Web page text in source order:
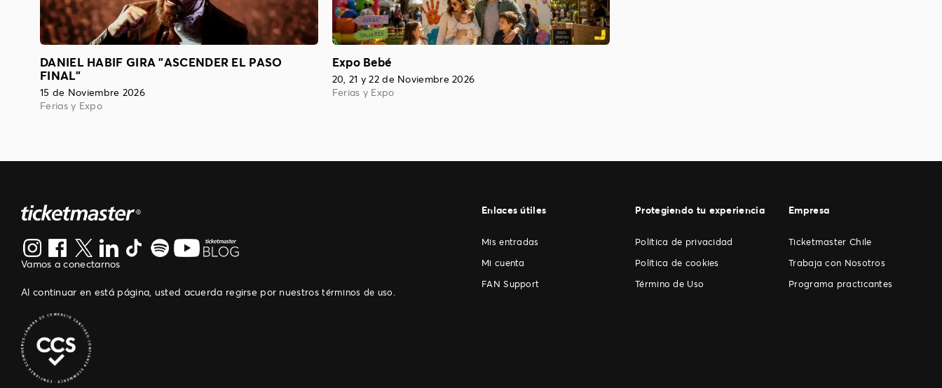
DANIEL HABIF GIRA "ASCENDER EL PASO
FINAL"
15 de Noviembre 2026
Ferias y Expo
Expo Bebé
20, 21 y 22 de Noviembre 2026
Ferias y Expo
Vamos a conectarnos
Al continuar en está página, usted acuerda regirse por nuestrostérminos de uso.
Enlaces útiles
Mis entradas
Mi cuenta
FAN Support
Protegiendo tu experiencia
Política de privacidad
Política de cookies
Término de Uso
Empresa
Ticketmaster Chile
Trabaja con Nosotros
Programa practicantes